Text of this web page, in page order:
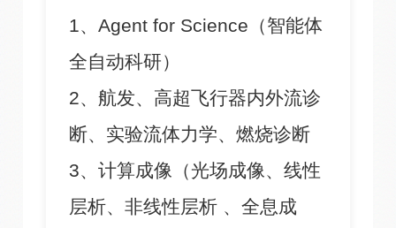
1、Agent for Science（智能体
全自动科研）
2、航发、高超飞行器内外流诊
断、实验流体力学、燃烧诊断
3、计算成像（光场成像、线性
层析、非线性层析 、全息成